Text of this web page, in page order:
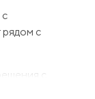
с
с